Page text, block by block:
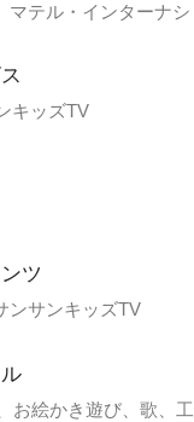
マテル・インターナ
キッズTV
ツ
ンサンキッズTV
お絵かき遊び、歌、